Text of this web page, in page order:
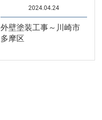
2024.04.24
外壁塗装工事～川崎市
多摩区